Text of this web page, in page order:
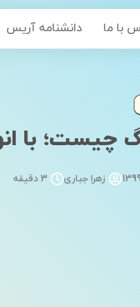
با ما دانشنامه آریس
چیست؛ با
زهرا جباری 3 دقیقه